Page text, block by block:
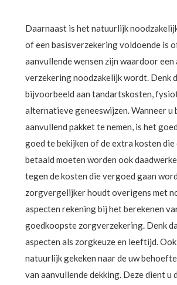
Daarnaast is het natuurlijk
of een basisverzekering voldoende is
aanvullende wensen zijn waardoor een
verzekering noodzakelijk wordt. Denk
bijvoorbeeld aan tandartskosten,
alternatieve geneeswijzen. Wanneer u
aanvullend pakket te nemen, is het
goed te bekijken of de extra kosten
betaald moeten worden ook
tegen de kosten die vergoed gaan
zorgvergelijker houdt overigens met
aspecten rekening bij het berekenen
goedkoopste zorgverzekering. Denk
aspecten als zorgkeuze en leeftijd.
natuurlijk gekeken naar de uw
van aanvullende dekking. Deze dient u